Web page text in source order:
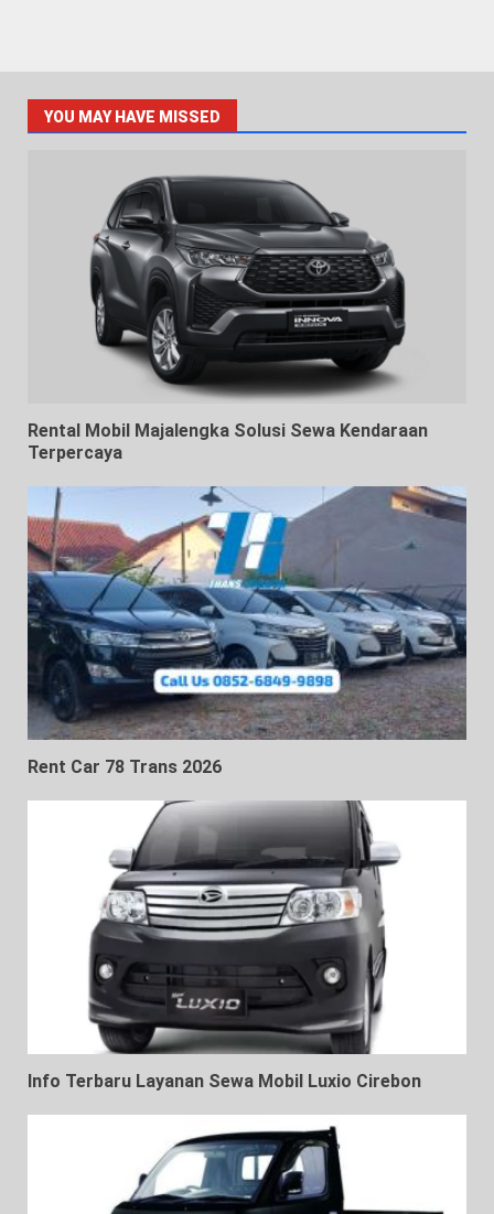
YOU MAY HAVE MISSED
Rental Mobil Majalengka Solusi Sewa Kendaraan
Terpercaya
Rent Car 78 Trans 2026
Info Terbaru Layanan Sewa Mobil Luxio Cirebon